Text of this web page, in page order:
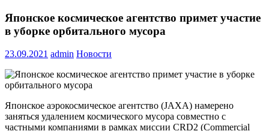
Японское космическое агентство примет участие
в уборке орбитального мусора
23.09.2021 admin Новости
Японское аэрокосмическое агентство (JAXA) намерено
заняться удалением космического мусора совместно с
частными компаниями в рамках миссии CRD2 (Commercial